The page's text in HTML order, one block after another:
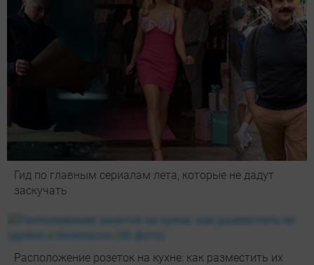
Гид по главным сериалам лета, которые не дадут
заскучать
Расположение розеток на кухне: как разместить их